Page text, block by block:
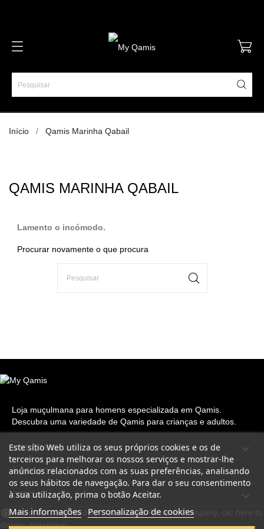
Início Qamis Marinha Qabail
QAMIS MARINHA QABAIL
Lamento o incómodo.
Procurar novamente o que procura
Loja muçulmana para homens especializada em Qamis.
Descubra uma variedade de Qamis para crianças e adultos.
NOS QAMIS 
À PROPOS 
CONTA 
Este sítio Web utiliza os seus próprios cookies e os de
terceiros para melhorar os nossos serviços e mostrar-lhe
anúncios relacionados com as suas preferências, analisando
os seus hábitos de navegação. Para dar o seu consentimento
à sua utilização, prima o botão Aceitar.
Mais informações Personalização de cookies
Merchant approved by Guaranteed Reviews Company, clic here to
display attestation.